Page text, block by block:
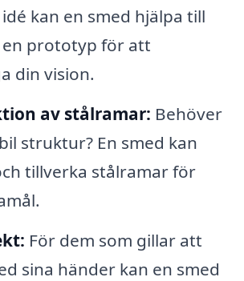
kan en smed hjälpa till
en prototyp för att
din vision.
av stålramar: Behöver
struktur? En smed kan
tillverka stålramar för
För dem som gillar att
sina händer kan en smed